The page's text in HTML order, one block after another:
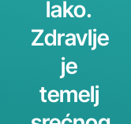
lako.
Zdravlje
je
temelj